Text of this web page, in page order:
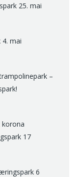
25. mai
4. mai
–
korona
17
6